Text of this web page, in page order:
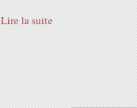
Lire la suite